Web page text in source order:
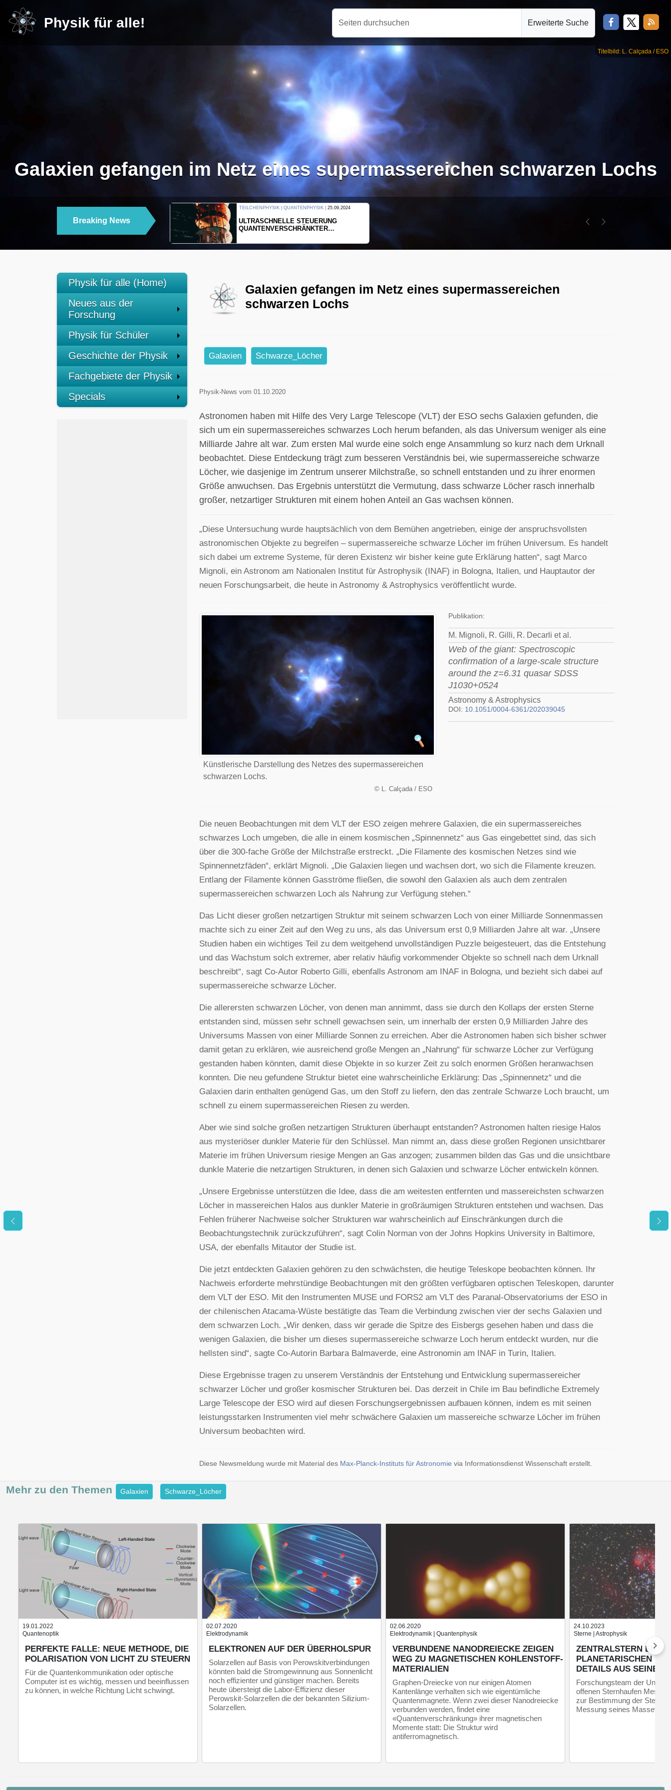
Physik für alle! Seiten durchsuchen Erweiterte Suche
Titelbild: L. Calçada / ESO
Galaxien gefangen im Netz eines supermassereichen schwarzen Lochs
Breaking News
THERMODYNAMIK | WELLENLEHRE |23.09.2024
FORSCHER ERZEUGEN
EINDIMENSIONALES GAS AUS LICHT
Previous
Next
Physik für alle (Home)
Neues aus der
Forschung
Physik für Schüler
Geschichte der Physik
Fachgebiete der Physik
Specials
Galaxien gefangen im Netz eines supermassereichen
schwarzen Lochs
Galaxien Schwarze_Löcher
Physik-News vom 01.10.2020
Astronomen haben mit Hilfe des Very Large Telescope (VLT) der ESO sechs Galaxien gefunden, die
sich um ein supermassereiches schwarzes Loch herum befanden, als das Universum weniger als eine
Milliarde Jahre alt war. Zum ersten Mal wurde eine solch enge Ansammlung so kurz nach dem Urknall
beobachtet. Diese Entdeckung trägt zum besseren Verständnis bei, wie supermassereiche schwarze
Löcher, wie dasjenige im Zentrum unserer Milchstraße, so schnell entstanden und zu ihrer enormen
Größe anwuchsen. Das Ergebnis unterstützt die Vermutung, dass schwarze Löcher rasch innerhalb
großer, netzartiger Strukturen mit einem hohen Anteil an Gas wachsen können.
„Diese Untersuchung wurde hauptsächlich von dem Bemühen angetrieben, einige der anspruchsvollsten
astronomischen Objekte zu begreifen – supermassereiche schwarze Löcher im frühen Universum. Es handelt
sich dabei um extreme Systeme, für deren Existenz wir bisher keine gute Erklärung hatten“, sagt Marco
Mignoli, ein Astronom am Nationalen Institut für Astrophysik (INAF) in Bologna, Italien, und Hauptautor der
neuen Forschungsarbeit, die heute in Astronomy & Astrophysics veröffentlicht wurde.
Künstlerische Darstellung des Netzes des supermassereichen
schwarzen Lochs.
©L. Calçada / ESO
Publikation:
M. Mignoli, R. Gilli, R. Decarli et al.
Web of the giant: Spectroscopic
confirmation of a large-scale structure
around the z=6.31 quasar SDSS
J1030+0524
Astronomy & Astrophysics
DOI: 10.1051/0004-6361/202039045
Die neuen Beobachtungen mit dem VLT der ESO zeigen mehrere Galaxien, die ein supermassereiches
schwarzes Loch umgeben, die alle in einem kosmischen „Spinnennetz“ aus Gas eingebettet sind, das sich
über die 300-fache Größe der Milchstraße erstreckt. „Die Filamente des kosmischen Netzes sind wie
Spinnennetzfäden“, erklärt Mignoli. „Die Galaxien liegen und wachsen dort, wo sich die Filamente kreuzen.
Entlang der Filamente können Gasströme fließen, die sowohl den Galaxien als auch dem zentralen
supermassereichen schwarzen Loch als Nahrung zur Verfügung stehen.“
Das Licht dieser großen netzartigen Struktur mit seinem schwarzen Loch von einer Milliarde Sonnenmassen
machte sich zu einer Zeit auf den Weg zu uns, als das Universum erst 0,9 Milliarden Jahre alt war. „Unsere
Studien haben ein wichtiges Teil zu dem weitgehend unvollständigen Puzzle beigesteuert, das die Entstehung
und das Wachstum solch extremer, aber relativ häufig vorkommender Objekte so schnell nach dem Urknall
beschreibt“, sagt Co-Autor Roberto Gilli, ebenfalls Astronom am INAF in Bologna, und bezieht sich dabei auf
supermassereiche schwarze Löcher.
Die allerersten schwarzen Löcher, von denen man annimmt, dass sie durch den Kollaps der ersten Sterne
entstanden sind, müssen sehr schnell gewachsen sein, um innerhalb der ersten 0,9 Milliarden Jahre des
Universums Massen von einer Milliarde Sonnen zu erreichen. Aber die Astronomen haben sich bisher schwer
damit getan zu erklären, wie ausreichend große Mengen an „Nahrung“ für schwarze Löcher zur Verfügung
gestanden haben könnten, damit diese Objekte in so kurzer Zeit zu solch enormen Größen heranwachsen
konnten. Die neu gefundene Struktur bietet eine wahrscheinliche Erklärung: Das „Spinnennetz“ und die
Galaxien darin enthalten genügend Gas, um den Stoff zu liefern, den das zentrale Schwarze Loch braucht, um
schnell zu einem supermassereichen Riesen zu werden.
Aber wie sind solche großen netzartigen Strukturen überhaupt entstanden? Astronomen halten riesige Halos
aus mysteriöser dunkler Materie für den Schlüssel. Man nimmt an, dass diese großen Regionen unsichtbarer
Materie im frühen Universum riesige Mengen an Gas anzogen; zusammen bilden das Gas und die unsichtbare
dunkle Materie die netzartigen Strukturen, in denen sich Galaxien und schwarze Löcher entwickeln können.
„Unsere Ergebnisse unterstützen die Idee, dass die am weitesten entfernten und massereichsten schwarzen
Löcher in massereichen Halos aus dunkler Materie in großräumigen Strukturen entstehen und wachsen. Das
Fehlen früherer Nachweise solcher Strukturen war wahrscheinlich auf Einschränkungen durch die
Beobachtungstechnik zurückzuführen“, sagt Colin Norman von der Johns Hopkins University in Baltimore,
USA, der ebenfalls Mitautor der Studie ist.
Die jetzt entdeckten Galaxien gehören zu den schwächsten, die heutige Teleskope beobachten können. Ihr
Nachweis erforderte mehrstündige Beobachtungen mit den größten verfügbaren optischen Teleskopen, darunter
dem VLT der ESO. Mit den Instrumenten MUSE und FORS2 am VLT des Paranal-Observatoriums der ESO in
der chilenischen Atacama-Wüste bestätigte das Team die Verbindung zwischen vier der sechs Galaxien und
dem schwarzen Loch. „Wir denken, dass wir gerade die Spitze des Eisbergs gesehen haben und dass die
wenigen Galaxien, die bisher um dieses supermassereiche schwarze Loch herum entdeckt wurden, nur die
hellsten sind“, sagte Co-Autorin Barbara Balmaverde, eine Astronomin am INAF in Turin, Italien.
Diese Ergebnisse tragen zu unserem Verständnis der Entstehung und Entwicklung supermassereicher
schwarzer Löcher und großer kosmischer Strukturen bei. Das derzeit in Chile im Bau befindliche Extremely
Large Telescope der ESO wird auf diesen Forschungsergebnissen aufbauen können, indem es mit seinen
leistungsstarken Instrumenten viel mehr schwächere Galaxien um massereiche schwarze Löcher im frühen
Universum beobachten wird.
Diese Newsmeldung wurde mit Material des Max-Planck-Instituts für Astronomie via Informationsdienst Wissenschaft erstellt.
Mehr zu den Themen Galaxien Schwarze_Löcher
19.01.2022
Quantenoptik
PERFEKTE FALLE: NEUE METHODE, DIE
POLARISATION VON LICHT ZU STEUERN
Für die Quantenkommunikation oder optische
Computer ist es wichtig, messen und beeinflussen
zu können, in welche Richtung Licht schwingt.
02.07.2020
Elektrodynamik
ELEKTRONEN AUF DER ÜBERHOLSPUR
Solarzellen auf Basis von Perowskitverbindungen
könnten bald die Stromgewinnung aus Sonnenlicht
noch effizienter und günstiger machen. Bereits
heute übersteigt die Labor-Effizienz dieser
Perowskit-Solarzellen die der bekannten Silizium-
Solarzellen.
02.06.2020
Elektrodynamik | Quantenphysik
VERBUNDENE NANODREIECKE ZEIGEN
WEG ZU MAGNETISCHEN KOHLENSTOFF-
MATERIALIEN
Graphen-Dreiecke von nur einigen Atomen
Kantenlänge verhalten sich wie eigentümliche
Quantenmagnete. Wenn zwei dieser Nanodreiecke
verbunden werden, findet eine
«Quantenverschränkung» ihrer magnetischen
Momente statt: Die Struktur wird
antiferromagnetisch.
24.10.2023
Sterne | Astrophysik
ZENTRALSTERN EINES
PLANETARISCHEN
DETAILS AUS SEINEM
Forschungsteam der
offenen Sternhaufen
zur Bestimmung der
Messung seines